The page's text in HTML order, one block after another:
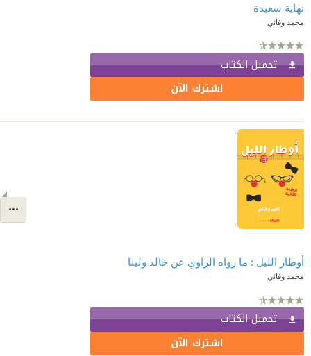
نهاية سعيدة
محمد وفائي
تحميل الكتاب
اشترك الآن
أوطار الليل : ما رواه الراوي عن خالد ولينا
محمد وفائي
تحميل الكتاب
اشترك الآن